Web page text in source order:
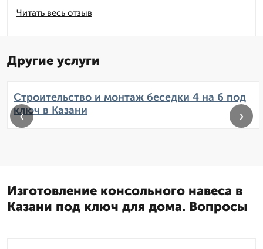
Читать весь отзыв
Другие услуги
Строительство и монтаж беседки 4 на 6 под
ключ в Казани
‹ ›
Изготовление консольного навеса в
Казани под ключ для дома. Вопросы